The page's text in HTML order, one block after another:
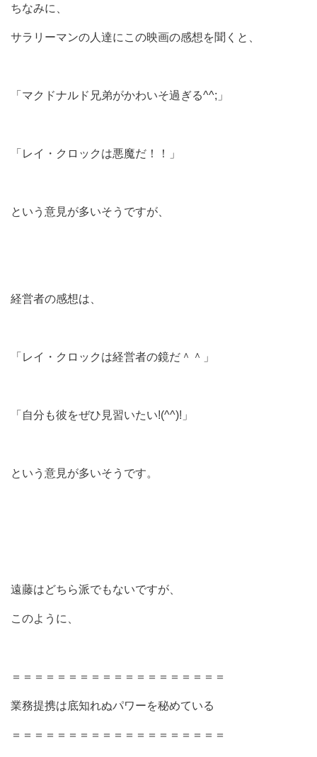
ちなみに、
サラリーマンの人達にこの映画の感想を聞くと、
「マクドナルド兄弟がかわいそ過ぎる^^;」
「レイ・クロックは悪魔だ！！」
という意見が多いそうですが、
経営者の感想は、
「レイ・クロックは経営者の鏡だ＾＾」
「自分も彼をぜひ見習いたい!(^^)!」
という意見が多いそうです。
遠藤はどちら派でもないですが、
このように、
＝＝＝＝＝＝＝＝＝＝＝＝＝＝＝＝＝＝＝
業務提携は底知れぬパワーを秘めている
＝＝＝＝＝＝＝＝＝＝＝＝＝＝＝＝＝＝＝